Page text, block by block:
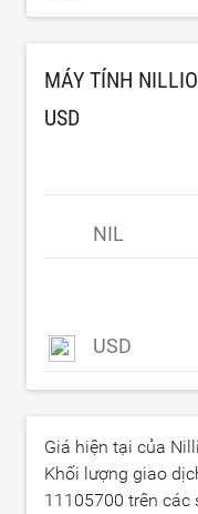
MÁY TÍNH
USD
NIL
USD
Giá hiện tại của
Khối lượng giao
11105700 trên các